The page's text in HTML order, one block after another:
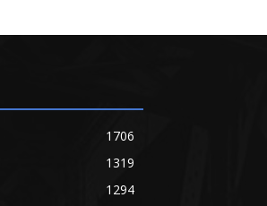
1706
1319
1294